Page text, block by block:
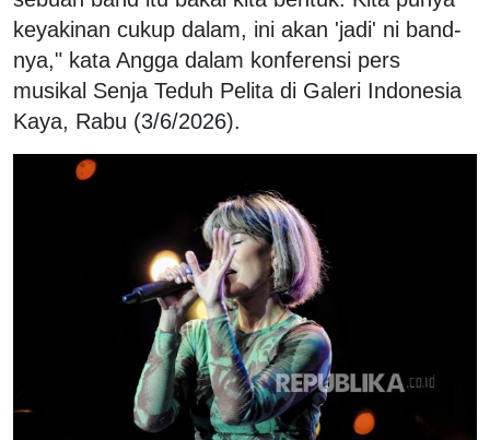
keyakinan cukup dalam, ini akan 'jadi' ni band-
nya," kata Angga dalam konferensi pers
musikal Senja Teduh Pelita di Galeri Indonesia
Kaya, Rabu (3/6/2026).